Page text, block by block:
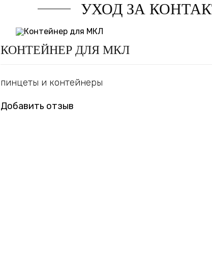
УХОД ЗА
КОНТЕЙНЕР ДЛЯ МКЛ
пинцеты и контейнеры
Добавить отзыв